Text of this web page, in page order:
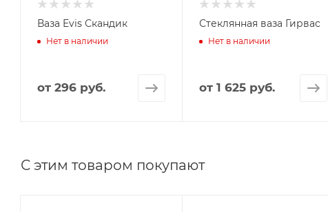
Ваза Evis Скандик
Нет в наличии
от 296 руб.
Стеклянная ваза Гирвас
Нет в наличии
от 1 625 руб.
С этим товаром покупают